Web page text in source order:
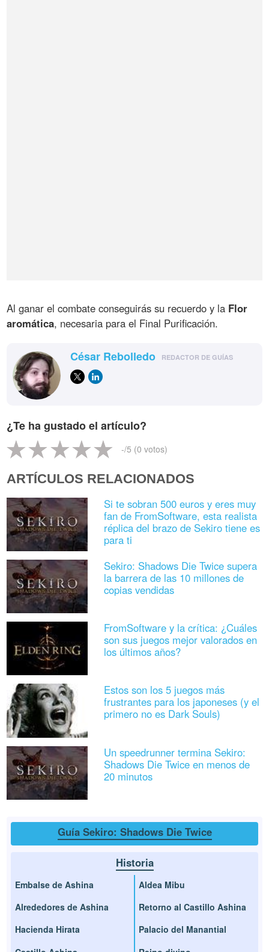
Al ganar el combate conseguirás su recuerdo y la Flor
aromática, necesaria para el Final Purificación.
César Rebolledo REDACTOR DE GUÍAS
¿Te ha gustado el artículo?
-/5 (0 votos)
ARTÍCULOS RELACIONADOS
Si te sobran 500 euros y eres muy
fan de FromSoftware, esta realista
réplica del brazo de Sekiro tiene es
para ti
Sekiro: Shadows Die Twice supera
la barrera de las 10 millones de
copias vendidas
FromSoftware y la crítica: ¿Cuáles
son sus juegos mejor valorados en
los últimos años?
Estos son los 5 juegos más
frustrantes para los japoneses (y el
primero no es Dark Souls)
Un speedrunner termina Sekiro:
Shadows Die Twice en menos de
20 minutos
Guía Sekiro: Shadows Die Twice
Historia
Embalse de Ashina
Alrededores de Ashina
Hacienda Hirata
Aldea Mibu
Retorno al Castillo Ashina
Palacio del Manantial